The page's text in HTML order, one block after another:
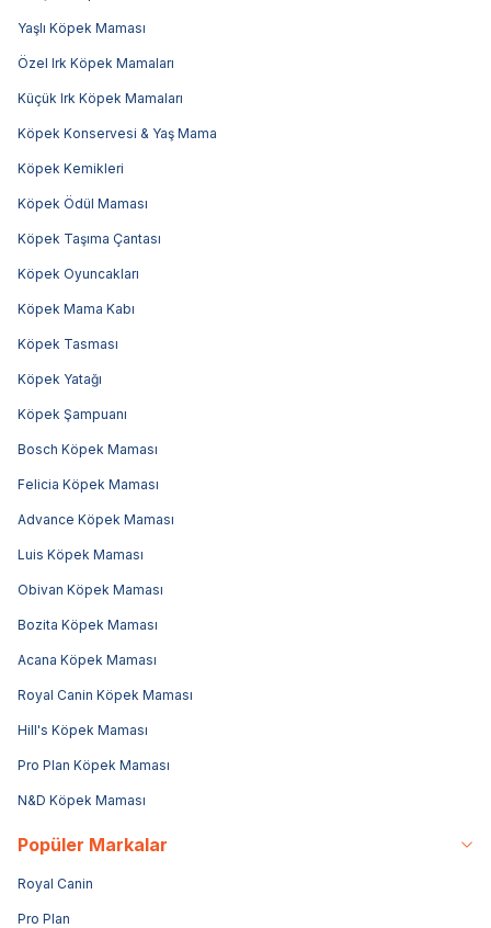
Yaşlı Köpek Maması
Özel Irk Köpek Mamaları
Küçük Irk Köpek Mamaları
Köpek Konservesi & Yaş Mama
Köpek Kemikleri
Köpek Ödül Maması
Köpek Taşıma Çantası
Köpek Oyuncakları
Köpek Mama Kabı
Köpek Tasması
Köpek Yatağı
Köpek Şampuanı
Bosch Köpek Maması
Felicia Köpek Maması
Advance Köpek Maması
Luis Köpek Maması
Obivan Köpek Maması
Bozita Köpek Maması
Acana Köpek Maması
Royal Canin Köpek Maması
Hill's Köpek Maması
Pro Plan Köpek Maması
N&D Köpek Maması
Popüler Markalar
Royal Canin
Pro Plan